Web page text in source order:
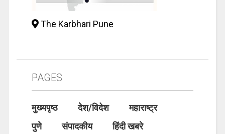
The Karbhari Pune
PAGES
मुख्यपृष्ठ देश/विदेश
महाराष्ट्र
पुणे
संपादकीय
हिंदी खबरे